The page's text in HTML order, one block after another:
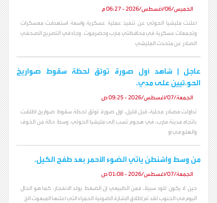
الخميس/06/أغسطس/2026 - 06:27 م
أعلنت مليشيا الحوثي عن تنفيذ عملية عسكرية واسعة استهدفت معسكرات
وتجمعات عسكرية في محافظتي مأرب وحضرموت. وجاء في التصريح الصحفي
الصادر عن متحدث المليشي
عاجل | شاهد أول صورة توثق لحظة سقوط صواريخ
الحو.ثيين على مدي.
الجمعة/07/أغسطس/2026 - 09:25 ص
تداولت مصادر محلية، قبل قليل، أول صورة تُوثق لحظة سقوط صواريخ أُطلقت
باتجاه مدينة مأرب، في هجوم نُسب إلى مليشيا الحوثي، وسط حالة من الخوف
والهلع في أو
من وسط واشنطن يأتي الضوء الأحمر بعد طفح الكيل.
الجمعة/07/أغسطس/2026 - 01:08 ص
حين لا يكون للود سبيلاً، فمن الطبيعي إن الضغط يولد الانفجار، كما هو الحال
اليوم في الجنوب لقد تم إطلاق الإشارة الضوئية الحمراء التي أعلنها المبعوث الخ